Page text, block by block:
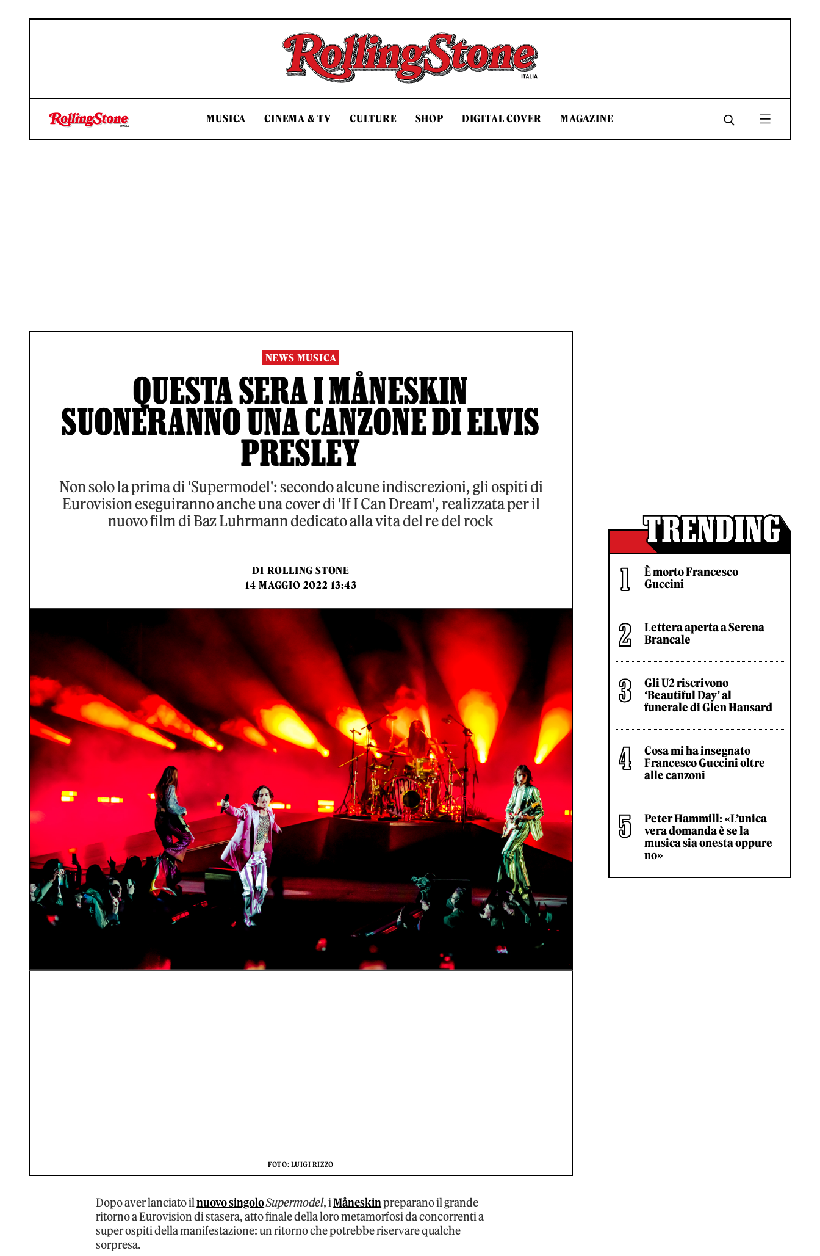
Rolling Stone Italia
MUSICA CINEMA & TV CULTURE SHOP DIGITAL COVER MAGAZINE
NEWS MUSICA
QUESTA SERA I MÅNESKIN
SUONERANNO UNA CANZONE DI ELVIS
PRESLEY
Non solo la prima di 'Supermodel': secondo alcune indiscrezioni, gli ospiti di
Eurovision eseguiranno anche una cover di 'If I Can Dream', realizzata per il
nuovo film di Baz Luhrmann dedicato alla vita del re del rock
DI ROLLING STONE
14 MAGGIO 2022 13:43
FOTO: LUIGI RIZZO
Dopo aver lanciato ilnuovo singoloSupermodel, iMåneskinpreparano il grande
ritorno a Eurovision di stasera, atto finale della loro metamorfosi da concorrenti a
super ospiti della manifestazione: un ritorno che potrebbe riservare qualche
sorpresa.
È morto Francesco
Guccini
Lettera aperta a Serena
Brancale
Gli U2 riscrivono
‘Beautiful Day’ al
funerale di Glen Hansard
Cosa mi ha insegnato
Francesco Guccini oltre
alle canzoni
Peter Hammill: «L’unica
vera domanda è se la
musica sia onesta oppure
no»